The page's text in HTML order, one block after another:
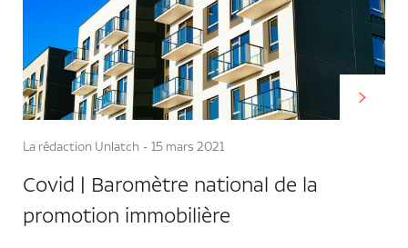
La rédaction Unlatch 15 mars 2021
Covid | Baromètre national de la
promotion immobilière